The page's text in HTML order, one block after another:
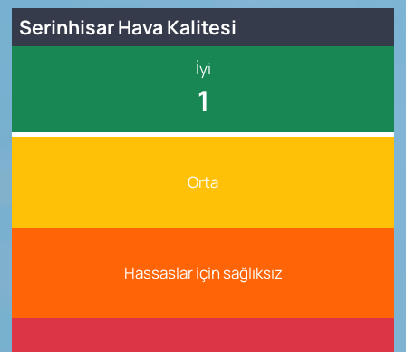
Serinhisar Hava Kalitesi
İyi
1
Orta
Hassaslar için sağlıksız